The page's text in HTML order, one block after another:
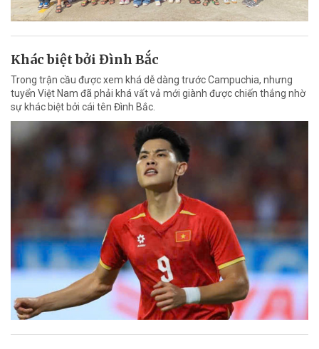
Khác biệt bởi Đình Bắc
Trong trận cầu được xem khá dễ dàng trước Campuchia, nhưng
tuyển Việt Nam đã phải khá vất vả mới giành được chiến thắng nhờ
sự khác biệt bởi cái tên Đình Bắc.